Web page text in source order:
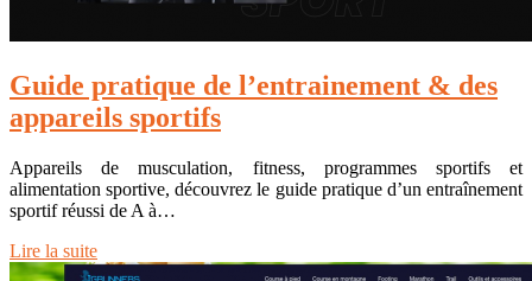
Guide pratique de l’entrainement & des
appareils sportifs
Appareils de musculation, fitness, programmes sportifs et
alimentation sportive, découvrez le guide pratique d’un entraînement
sportif réussi de A à…
Lire la suite